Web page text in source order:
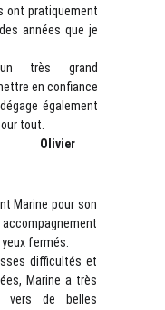
Marine pour son
fermés.
difficultés et
Marine a très
vers de belles
ont pratiquement
années que je
très grand
en confiance
également
pour tout.
Olivier